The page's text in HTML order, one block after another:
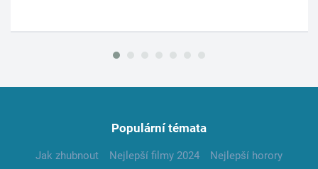
Populární témata
Jak zhubnout Nejlepší filmy 2024
Nejlepší horory